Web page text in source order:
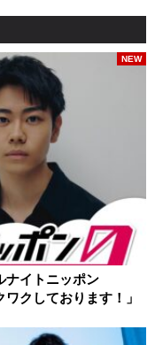
ナイトニッポン
クしております！」
NEW